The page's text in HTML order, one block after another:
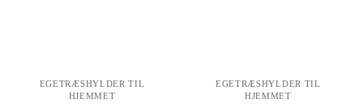
EGETRÆSHYLDER TIL
HJEMMET
EGETRÆSHYLDER TIL
HJEMMET